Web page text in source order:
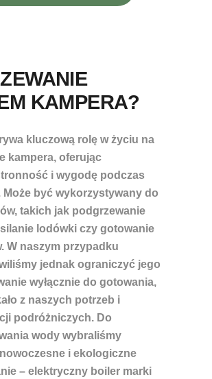
KAMPERA?
kluczową rolę w życiu na
kampera, oferując
i wygodę podczas
Może być wykorzystywany do
takich jak podgrzewanie
lodówki czy gotowanie
W naszym przypadku
jednak ograniczyć jego
wyłącznie do gotowania,
z naszych potrzeb i
podróżniczych. Do
wody wybraliśmy
i ekologiczne
– elektryczny boiler marki